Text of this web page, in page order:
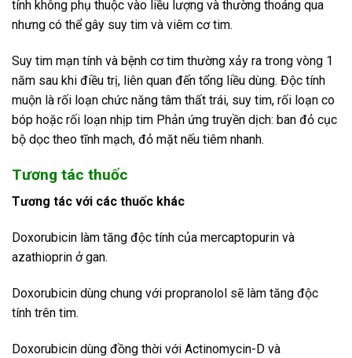
tính không phụ thuộc vào liều lượng và thường thoáng qua
nhưng có thể gây suy tim và viêm cơ tim.
Suy tim mạn tính và bệnh cơ tim thường xảy ra trong vòng 1
năm sau khi điều trị, liên quan đến tổng liều dùng. Độc tính
muộn là rối loạn chức năng tâm thất trái, suy tim, rối loạn co
bóp hoặc rối loạn nhịp tim Phản ứng truyền dịch: ban đỏ cục
bộ dọc theo tĩnh mạch, đỏ mặt nếu tiêm nhanh.
Tương tác thuốc
Tương tác với các thuốc khác
Doxorubicin làm tăng độc tính của mercaptopurin và
azathioprin ở gan.
Doxorubicin dùng chung với propranolol sẽ làm tăng độc
tính trên tim.
Doxorubicin dùng đồng thời với Actinomycin-D và